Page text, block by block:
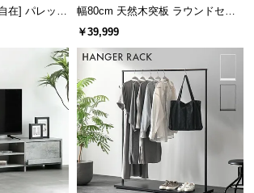
在] パレット
幅80cm 天然木突板 ラウンドセン
ターテーブル 美しい格子デザイン
￥39,999